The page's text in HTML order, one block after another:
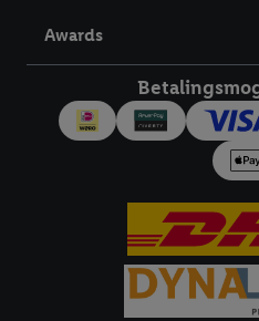
Awards
tonen. Voor dit doel kan jouw
samengevoegd met andere
door Criteo S.A. aan jou zijn
Als je hiervoor toestemming
advertenties worden
eerder interesse hebt getoond
in een winkelmandje van een
niet te kopen). De retargeting
verschillende eindapparaten en
diensten worden weergegeven,
en Lidl-diensten, met behulp van